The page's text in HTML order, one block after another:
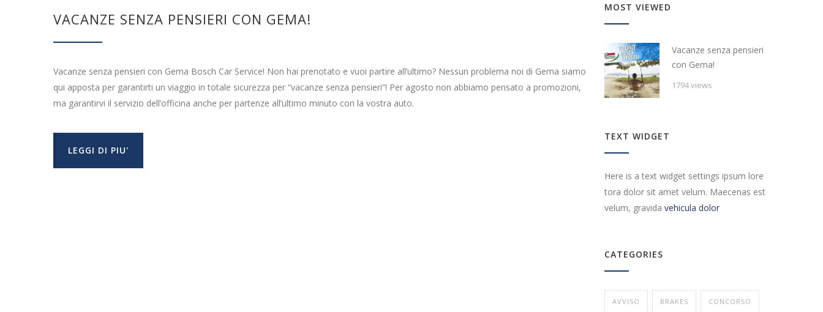
VACANZE SENZA PENSIERI CON GEMA!
Vacanze senza pensieri con Gema Bosch Car Service! Non hai prenotato e vuoi partire all’ultimo? Nessun problema noi di Gema siamo
qui apposta per garantirti un viaggio in totale sicurezza per “vacanze senza pensieri”! Per agosto non abbiamo pensato a promozioni,
ma garantirvi il servizio dell’officina anche per partenze all’ultimo minuto con la vostra auto.
LEGGI DI PIU'
MOST VIEWED
Vacanze senza pensieri
con Gema!
1794 views
TEXT WIDGET
Here is a text widget settings ipsum lore
tora dolor sit amet velum. Maecenas est
velum, gravida vehicula dolor
CATEGORIES
AVVISO BRAKES CONCORSO